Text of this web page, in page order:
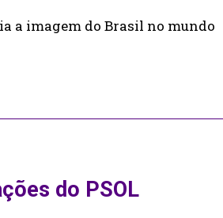
a imagem do Brasil no mundo
do PSOL